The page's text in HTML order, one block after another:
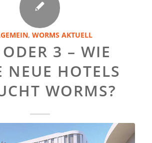
, WORMS AKTUELL
3 – WIE
NEUE HOTELS
WORMS?